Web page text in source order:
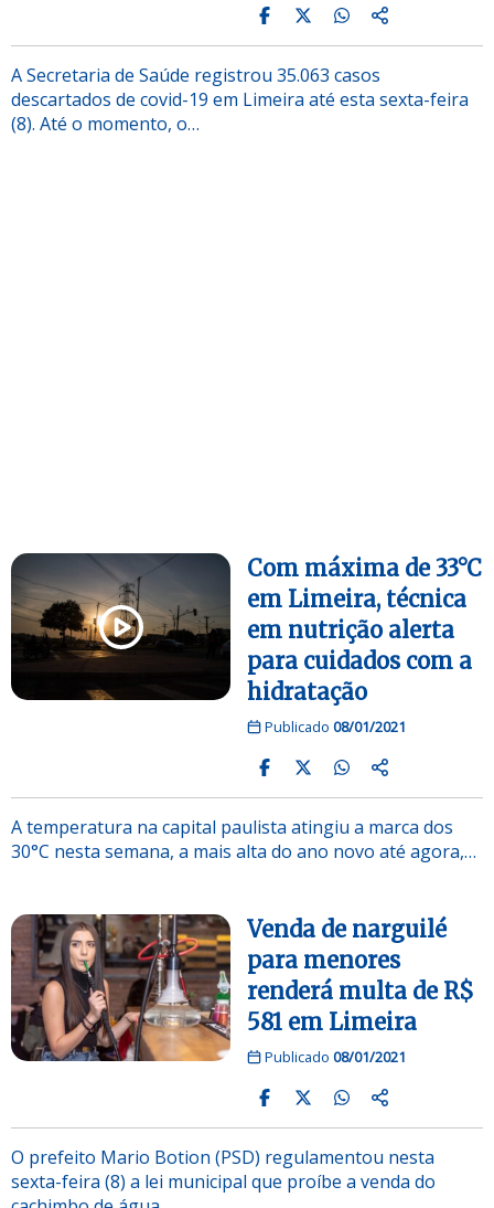
A Secretaria de Saúde registrou 35.063 casos
descartados de covid-19 em Limeira até esta sexta-feira
(8). Até o momento, o…
Com máxima de 33°C
em Limeira, técnica
em nutrição alerta
para cuidados com a
hidratação
Publicado 08/01/2021
A temperatura na capital paulista atingiu a marca dos
30°C nesta semana, a mais alta do ano novo até agora,…
Venda de narguilé
para menores
renderá multa de R$
581 em Limeira
Publicado 08/01/2021
O prefeito Mario Botion (PSD) regulamentou nesta
sexta-feira (8) a lei municipal que proíbe a venda do